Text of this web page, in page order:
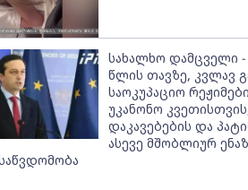
სახალხო დამცველი -
წლის თავზე, კვლავ
საოკუპაციო
უკანონო
დაკავებების და
ასევე მშობლიურ